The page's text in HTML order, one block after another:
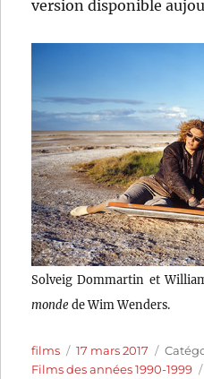
version disponible
Solveig Dommartin et
mondede Wim Wenders.
Auteur
films
Publié
le
17 mars 2017
Films des années 1990-1999